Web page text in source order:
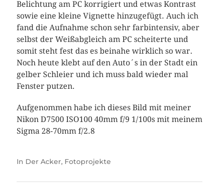
Belichtung am PC korrigiert und etwas Kontrast
sowie eine kleine Vignette hinzugefügt. Auch ich
fand die Aufnahme schon sehr farbintensiv, aber
selbst der Weißabgleich am PC scheiterte und
somit steht fest das es beinahe wirklich so war.
Noch heute klebt auf den Auto´s in der Stadt ein
gelber Schleier und ich muss bald wieder mal
Fenster putzen.
Aufgenommen habe ich dieses Bild mit meiner
Nikon D7500 ISO100 40mm f/9 1/100s mit meinem
Sigma 28-70mm f/2.8
In Der Acker, Fotoprojekte